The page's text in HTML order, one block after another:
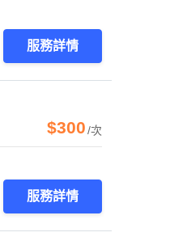
服務詳情
$300/次
服務詳情